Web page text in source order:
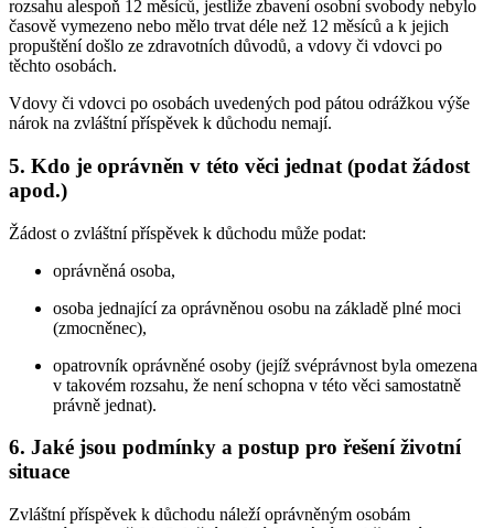
rozsahu alespoň 12 měsíců, jestliže zbavení osobní svobody nebylo
časově vymezeno nebo mělo trvat déle než 12 měsíců a k jejich
propuštění došlo ze zdravotních důvodů, a vdovy či vdovci po
těchto osobách.
Vdovy či vdovci po osobách uvedených pod pátou odrážkou výše
nárok na zvláštní příspěvek k důchodu nemají.
5. Kdo je oprávněn v této věci jednat (podat žádost
apod.)
Žádost o zvláštní příspěvek k důchodu může podat:
oprávněná osoba,
osoba jednající za oprávněnou osobu na základě plné moci
(zmocněnec),
opatrovník oprávněné osoby (jejíž svéprávnost byla omezena
v takovém rozsahu, že není schopna v této věci samostatně
právně jednat).
6. Jaké jsou podmínky a postup pro řešení životní
situace
Zvláštní příspěvek k důchodu náleží oprávněným osobám